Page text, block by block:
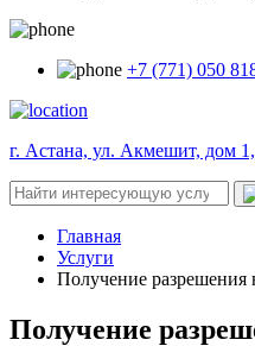
+7 (771) 050
г. Астана, ул. Акмешит, дом
Главная
Услуги
Получение разрешения
Получение